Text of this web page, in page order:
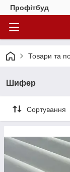
Профітбуд
Товари та
Шифер
Сортування